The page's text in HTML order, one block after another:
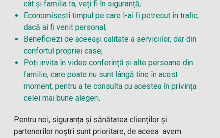
cât și familia ta, veți fi în siguranță;
Economisești timpul pe care l-ai fi petrecut în trafic,
dacă ai fi venit personal;
Beneficiezi de aceeași calitate a serviciilor, dar din
confortul propriei case;
Poți invita în video conferință și alte persoane din
familie, care poate nu sunt lângă tine în acest
moment, pentru a te consulta cu acestea în privința
celei mai bune alegeri.
Pentru noi, siguranța și sănătatea clienților și
partenerilor noștri sunt prioritare, de aceea avem